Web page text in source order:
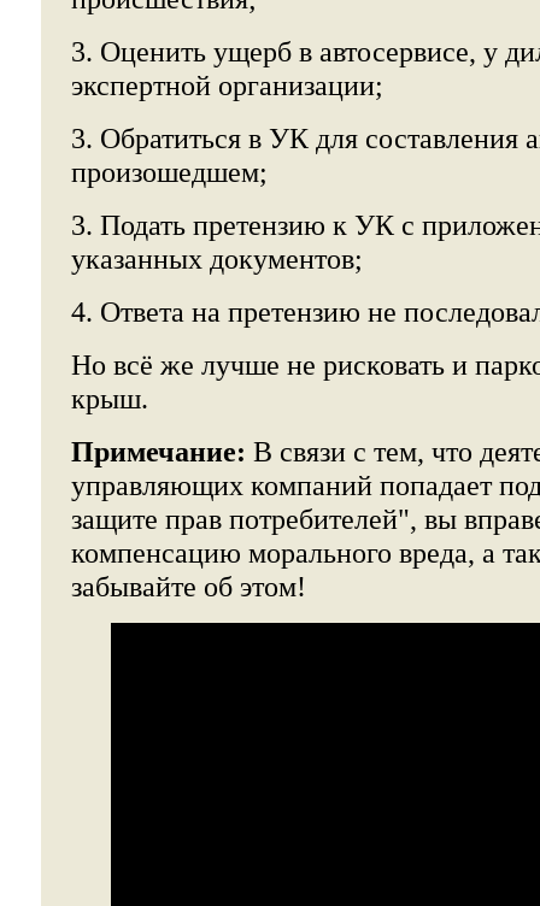
3. Оценить ущерб в автосервисе, у
экспертной организации;
3. Обратиться в УК для составления
произошедшем;
3. Подать претензию к УК с
указанных документов;
4. Ответа на претензию не
Но всё же лучше не рисковать и
крыш.
Примечание: В связи с тем, что
управляющих компаний попадает
защите прав потребителей", вы
компенсацию морального вреда, а
забывайте об этом!